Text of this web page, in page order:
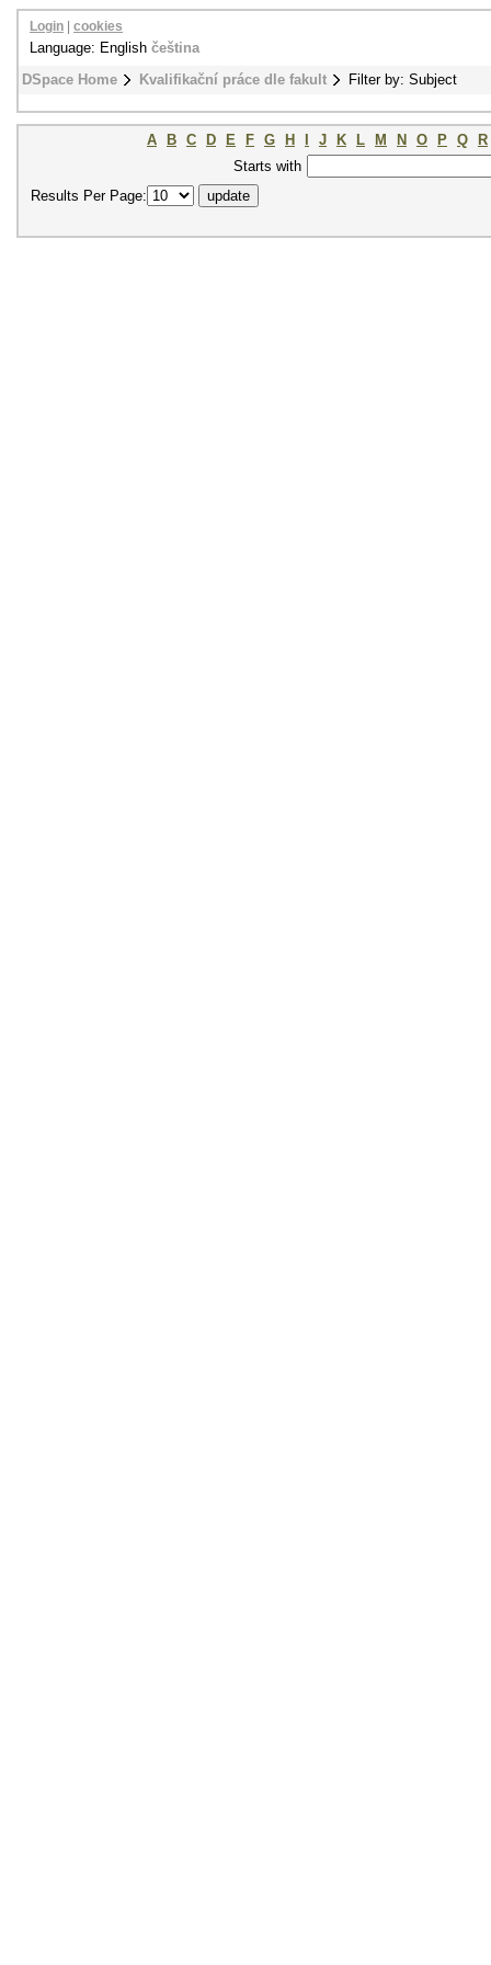
DSpace Home Kvalifikační práce dle fakult Filter by: Subject
Login cookies
Language: English čeština
A B C D E F G H J K L M N O P Q
R
Starts with
Results Per Page: